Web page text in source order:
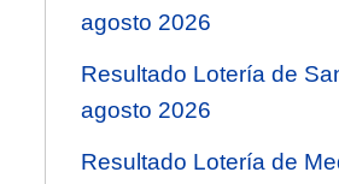
agosto 2026
Resultado Lotería de
agosto 2026
Resultado Lotería de